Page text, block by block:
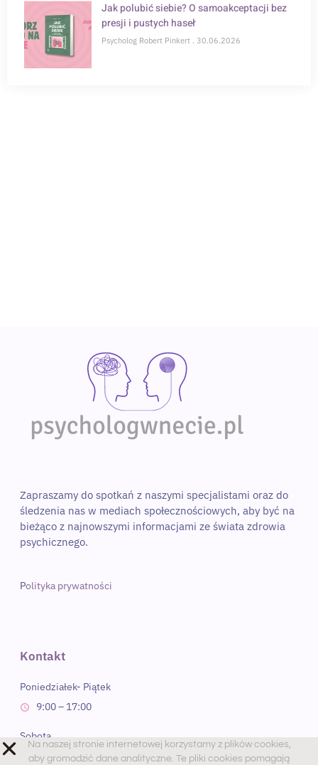
Jak polubić siebie? O samoakceptacji bez
presji i pustych haseł
Psycholog Robert Pinkert 30.06.2026
Zapraszamy do spotkań z naszymi specjalistami oraz do
śledzenia nas w mediach społecznościowych, aby być na
bieżąco z najnowszymi informacjami ze świata zdrowia
psychicznego.
Polityka prywatności
Kontakt
Poniedziałek- Piątek
9:00 – 17:00
Sobota
9:00 – 13:00 PM
Na naszej stronie internetowej korzystamy z plików cookies,
aby gromadzić dane analityczne. Te pliki cookies pomagają
pozwala nam doskonalić jej funkcjonalność i dostosować treści
do Twoich potrzeb. Ważne jest, że nie udostępniamy tych